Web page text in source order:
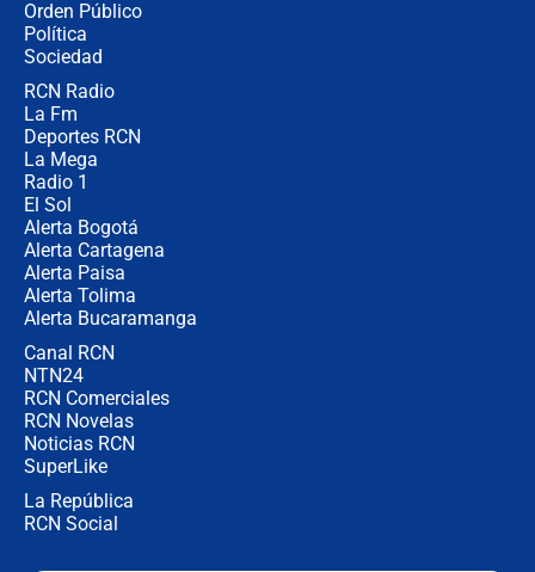
Orden Público
Política
Sociedad
RCN Radio
La Fm
Deportes RCN
La Mega
Radio 1
El Sol
Alerta Bogotá
Alerta Cartagena
Alerta Paisa
Alerta Tolima
Alerta Bucaramanga
Canal RCN
NTN24
RCN Comerciales
RCN Novelas
Noticias RCN
SuperLike
La República
RCN Social